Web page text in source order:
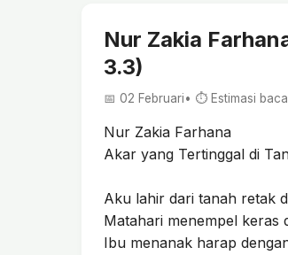
Nur Zakia
3.3)
📅 02 Februari• ⏱ Estimasi
Nur Zakia Farhana
Akar yang Tertinggal di
Aku lahir dari tanah retak
Matahari menempel keras
Ibu menanak harap